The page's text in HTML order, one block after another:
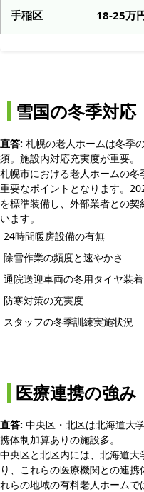
手稲区 18-25万
雪国の冬季対応
直答: 札幌の老人ホームは冬季
須。施設内対応充実度が重要。
札幌市における老人ホームの
重要なポイントとなります。
を標準装備し、外部業者との
います。
24時間暖房設備の有無
除雪作業の頻度と速やかさ
通院送迎車両の冬用タイヤ装着
防寒対策の充実度
スタッフの冬季訓練実施状況
医療連携の強み
直答: 中央区・北区は北海道大
携体制加算ありの施設多。
中央区と北区内には、北海道
り、これらの医療機関との連
れらの地域の有料老人ホーム